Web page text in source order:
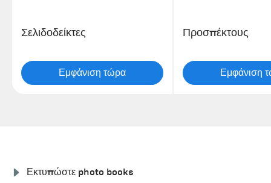
Σελιδοδείκτες
Εμφάνιση τώρα
Προσπέκτους
Εμφάνιση
Εκτυπώστε photo books